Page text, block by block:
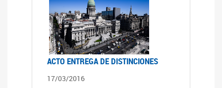
ACTO ENTREGA DE DISTINCIONES
17/03/2016